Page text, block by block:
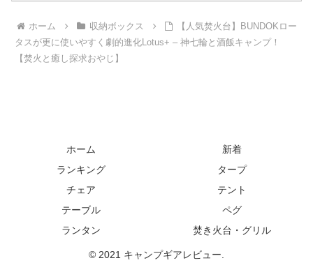
ホーム 収納ボックス
【人気焚火台】BUNDOKロー
タスが更に使いやすく劇的進化Lotus+ – 神七輪と酒飯キャンプ！
【焚火と癒し探求おやじ】
ホーム
新着
ランキング
タープ
チェア
テント
テーブル
ペグ
ランタン
焚き火台・グリル
© 2021 キャンプギアレビュー.